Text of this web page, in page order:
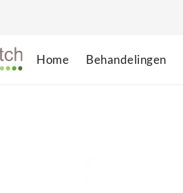
Home Behandelingen